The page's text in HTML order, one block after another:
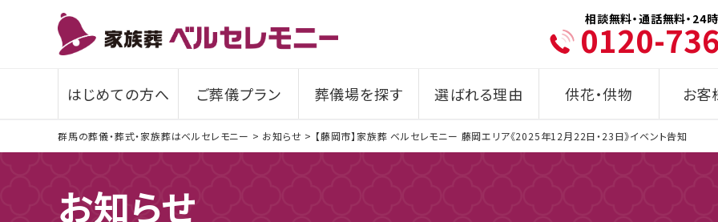
相談無料・通話無料・24
0120-
はじめての方へ ご葬儀プラン 葬儀場を探す 選ばれる理由 供花・供物 お客
群馬の葬儀・葬式・家族葬はベルセレモニー > お知らせ > 【藤岡市】家族葬 ベルセレモニー 藤岡エリア《2025年12月22日・23日》イベント告知
お知らせ